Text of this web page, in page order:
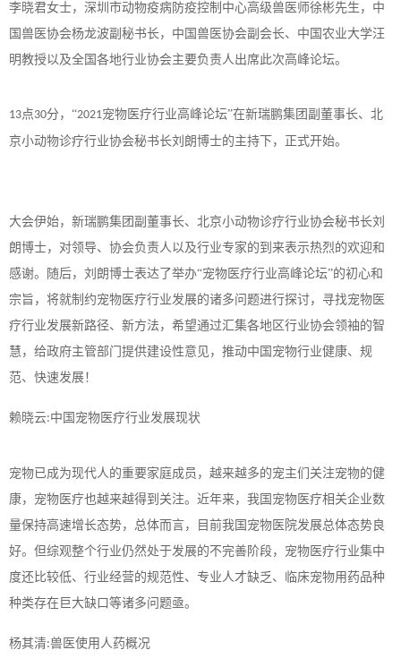
李晓君女士，深圳市动物疫病防疫控制中心高级兽医师徐彬先生，中
国兽医协会杨龙波副秘书长，中国兽医协会副会长、中国农业大学汪
明教授以及全国各地行业协会主要负责人出席此次高峰论坛。
13点30分，“2021宠物医疗行业高峰论坛”在新瑞鹏集团副董事长、北
京小动物诊疗行业协会秘书长刘朗博士的主持下，正式开始。
大会伊始，新瑞鹏集团副董事长、北京小动物诊疗行业协会秘书长刘
朗博士，对领导、协会负责人以及行业专家的到来表示热烈的欢迎和
感谢。随后，刘朗博士表达了举办“宠物医疗行业高峰论坛”的初心和
宗旨，将就制约宠物医疗行业发展的诸多问题进行探讨，寻找宠物医
疗行业发展新路径、新方法，希望通过汇集各地区行业协会领袖的智
慧，给政府主管部门提供建设性意见，推动中国宠物行业健康、规
范、快速发展！
赖晓云:中国宠物医疗行业发展现状
宠物已成为现代人的重要家庭成员，越来越多的宠主们关注宠物的健
康，宠物医疗也越来越得到关注。近年来，我国宠物医疗相关企业数
量保持高速增长态势，总体而言，目前我国宠物医院发展总体态势良
好。但综观整个行业仍然处于发展的不完善阶段，宠物医疗行业集中
度还比较低、行业经营的规范性、专业人才缺乏、临床宠物用药品种
种类存在巨大缺口等诸多问题亟。
杨其清:兽医使用人药概况